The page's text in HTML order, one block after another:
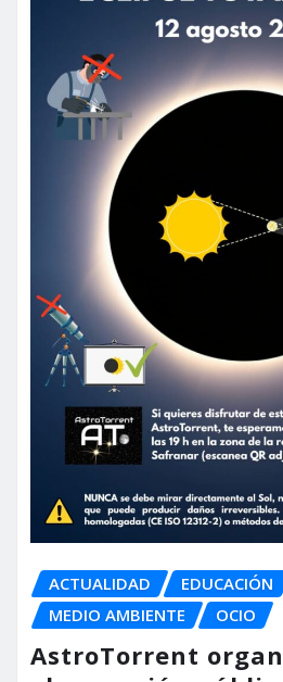
ACTUALIDAD
EDUCACIÓN
MEDIO AMBIENTE
OCIO
AstroTorrent